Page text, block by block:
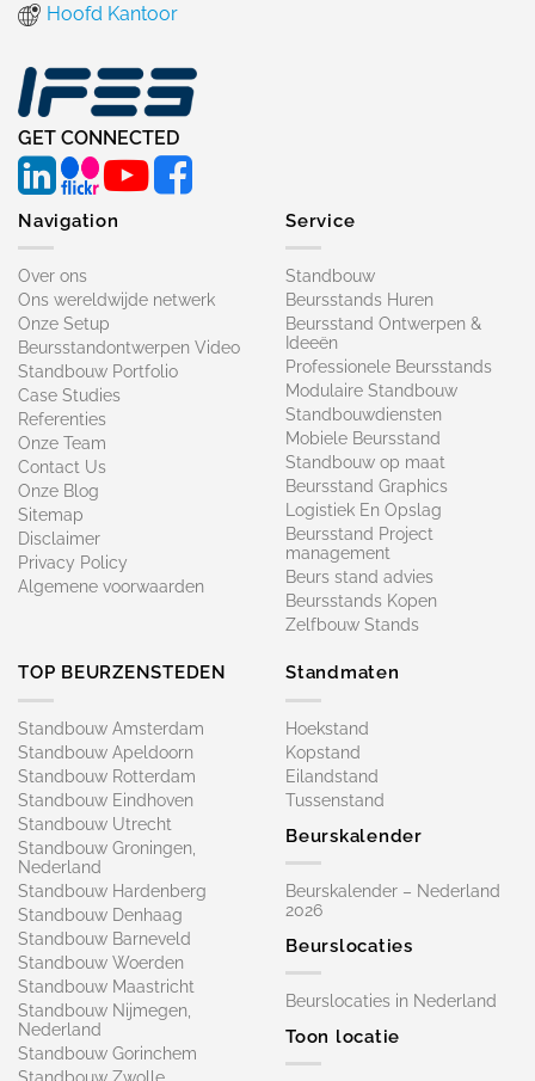
Hoofd Kantoor
GET CONNECTED
Navigation
Over ons
Ons wereldwijde netwerk
Onze Setup
Beursstandontwerpen Video
Standbouw Portfolio
Case Studies
Referenties
Onze Team
Contact Us
Onze Blog
Sitemap
Disclaimer
Privacy Policy
Algemene voorwaarden
Service
Standbouw
Beursstands Huren
Beursstand Ontwerpen &
Ideeën
Professionele Beursstands
Modulaire Standbouw
Standbouwdiensten
Mobiele Beursstand
Standbouw op maat​
Beursstand Graphics
Logistiek En Opslag
Beursstand Project
management
Beurs stand advies
Beursstands Kopen
Zelfbouw Stands
TOP BEURZENSTEDEN
Standbouw Amsterdam
Standbouw Apeldoorn
Standbouw Rotterdam
Standbouw Eindhoven
Standbouw Utrecht
Standbouw Groningen,
Nederland
Standbouw Hardenberg
Standbouw Denhaag
Standbouw Barneveld
Standbouw Woerden
Standbouw Maastricht
Standbouw Nijmegen,
Nederland
Standbouw Gorinchem
Standbouw Zwolle
Standmaten
Hoekstand
Kopstand
Eilandstand
Tussenstand
Beurskalender
Beurskalender – Nederland
2026
Beurslocaties
Beurslocaties in Nederland
Toon locatie